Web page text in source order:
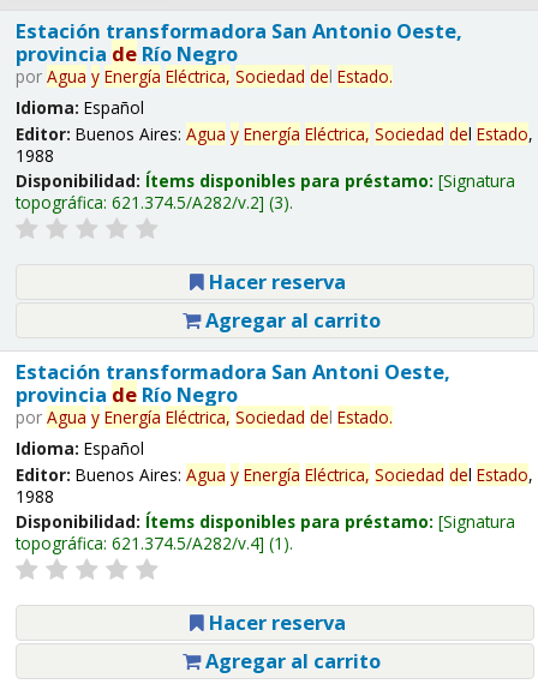
Estación transformadora San Antonio Oeste,
provincia deRío Negro
por Agua y Energía Eléctrica, Sociedad del Estado.
Idioma: Español
Editor: Buenos Aires: Agua y Energía Eléctrica, Sociedad del Estado,
1988
Disponibilidad: Ítems disponibles para préstamo: Signatura
topográfica: 621.374.5/A282/v.2 (3).
Hacer reserva
Agregar al carrito
Estación transformadora San Antoni Oeste,
provincia deRío Negro
por Agua y Energía Eléctrica, Sociedad del Estado.
Idioma: Español
Editor: Buenos Aires: Agua y Energía Eléctrica, Sociedad del Estado,
1988
Disponibilidad: Ítems disponibles para préstamo: Signatura
topográfica: 621.374.5/A282/v.4 (1).
Hacer reserva
Agregar al carrito